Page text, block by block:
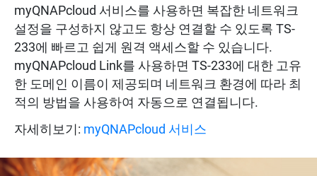
myQNAPcloud 서비스를 사용하면 복잡한 네트워크
설정을 구성하지 않고도 항상 연결할 수 있도록 TS-
233에 빠르고 쉽게 원격 액세스할 수 있습니다.
myQNAPcloud Link를 사용하면 TS-233에 대한 고유
한 도메인 이름이 제공되며 네트워크 환경에 따라 최
적의 방법을 사용하여 자동으로 연결됩니다.
자세히보기: myQNAPcloud 서비스